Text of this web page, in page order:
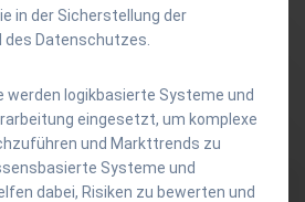
in der Sicherstellung der
Datenschutzes.
werden logikbasierte Systeme und
eingesetzt, um komplexe
und Markttrends zu
Systeme und
dabei, Risiken zu bewerten und